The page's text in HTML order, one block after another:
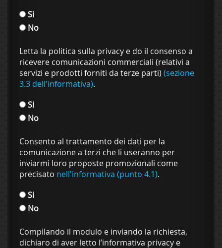
Si
No
Letta la politica sulla privacy e do il consenso a
ricevere comunicazioni commerciali (relativi a
servizi e prodotti forniti da terze parti) (sezione
3.3 dell'informativa).
Si
No
Consento al trattamento dei dati per la
comunicazione a terzi che li useranno per
inviarmi loro proposte promozionali come
precisato nell'informativa (punto 4.1).
Si
No
Compilando il modulo e inviando la richiesta,
dichiaro di aver letto l’informativa privacy e